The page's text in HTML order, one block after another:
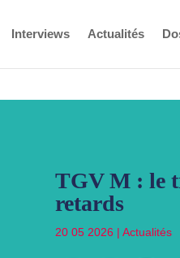
Interviews Actualités
TGV M : le
retards
20 05 2026 | Actualités